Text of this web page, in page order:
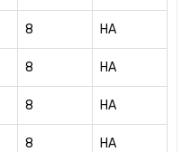
8 HA
8 HA
8 HA
8 HA